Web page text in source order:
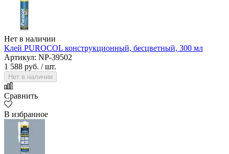
Нет в наличии
Клей PUROCOL конструкционный, бесцветный, 300 мл
Артикул: NP-39502
1 588 руб. / шт.
Нет в наличии
Сравнить
В избранное